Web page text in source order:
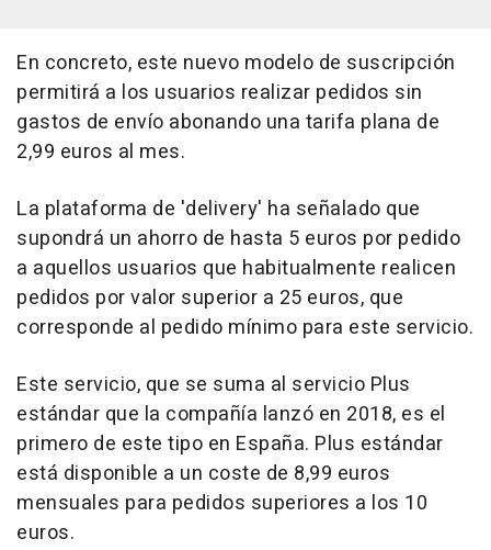
En concreto, este nuevo modelo de suscripción
permitirá a los usuarios realizar pedidos sin
gastos de envío abonando una tarifa plana de
2,99 euros al mes.
La plataforma de 'delivery' ha señalado que
supondrá un ahorro de hasta 5 euros por pedido
a aquellos usuarios que habitualmente realicen
pedidos por valor superior a 25 euros, que
corresponde al pedido mínimo para este servicio.
Este servicio, que se suma al servicio Plus
estándar que la compañía lanzó en 2018, es el
primero de este tipo en España. Plus estándar
está disponible a un coste de 8,99 euros
mensuales para pedidos superiores a los 10
euros.